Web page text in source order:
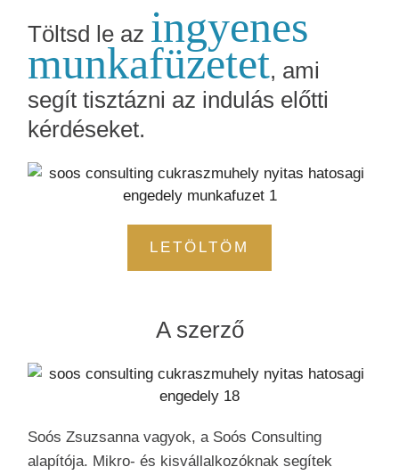
Töltsd le az ingyenes
munkafüzetet, ami
segít tisztázni az indulás előtti
kérdéseket.
LETÖLTÖM
A szerző
Soós Zsuzsanna vagyok, a Soós Consulting
alapítója. Mikro- és kisvállalkozóknak segítek